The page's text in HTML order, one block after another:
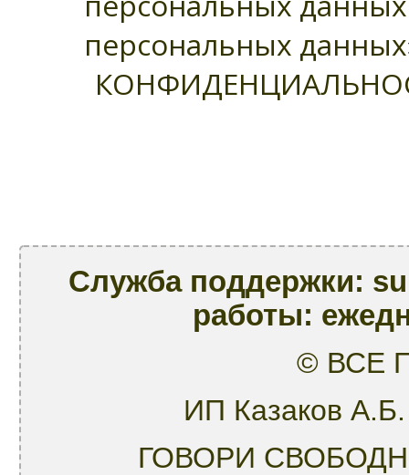
персональных
Служба поддержки:
работы:
© ВСЕ
ИП Казаков
ГОВОРИ